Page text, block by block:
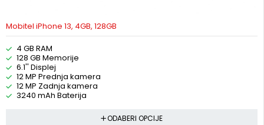
Mobitel iPhone 13, 4GB, 128GB
4 GB RAM
128 GB Memorije
6.1'' Displej
12 MP Prednja kamera
12 MP Zadnja kamera
3240 mAh Baterija
ODABERI OPCIJE